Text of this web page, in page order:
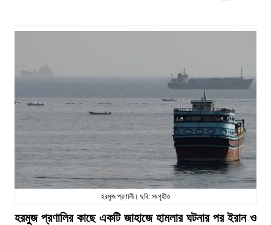
হরমুজ প্রণালী। ছবি: সংগৃহীত
হরমুজ প্রণালির কাছে একটি জাহাজে হামলার ঘটনার পর ইরান ও